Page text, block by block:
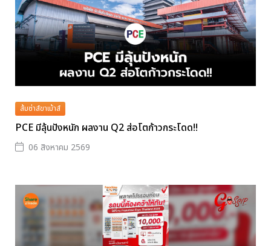
ส้มซ่าส์ขาเม้าส์
PCE มีลุ้นปังหนัก ผลงาน Q2 ส่อโตก้าวกระโดด!!
06 สิงหาคม 2569